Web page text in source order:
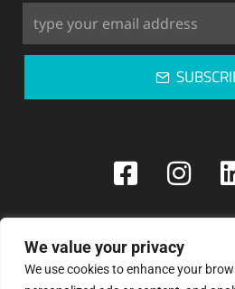
We value your privacy
We use cookies to enhance your
Privacy Policy |